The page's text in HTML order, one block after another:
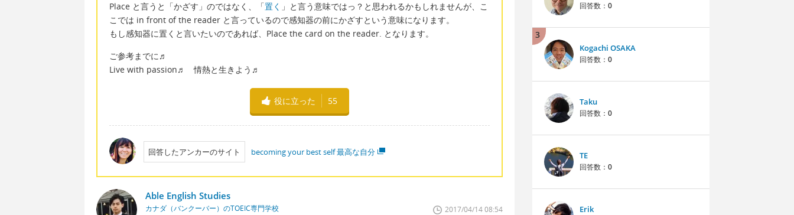
Place と言うと「かざす」のではなく、「置く 」と言う意味ではっ？と思われるかもしれませんが、こ
こでは in front of the reader と言っているので感知器の前にかざすという意味になります。
もし感知器に置くと言いたいのであれば、Place the card on the reader. となります。
ご参考までに♬
Live with passion♬ 情熱と生きよう♬
役に立った 55
回答したアンカーのサイト becoming your best self 最高な自分
Able English Studies
カナダ（バンクーバー）のTOEIC専門学校 2017/04/14 08:54
回答数： 0
3
Kogachi OSAKA
回答数： 0
Taku
回答数： 0
TE
回答数： 0
Erik